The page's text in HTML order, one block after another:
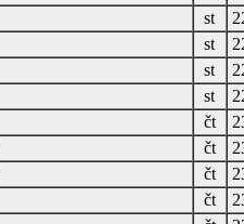
st
st
st
st
čt
čt
čt
čt